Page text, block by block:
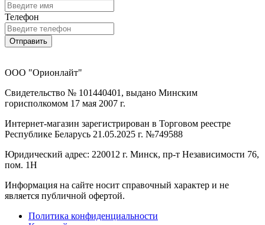
Телефон
Отправить
ООО "Орионлайт"
Свидетельство № 101440401, выдано Минским
горисполкомом 17 мая 2007 г.
Интернет-магазин зарегистрирован в Торговом реестре
Республике Беларусь 21.05.2025 г. №749588
Юридический адрес: 220012 г. Минск, пр-т Независимости 76,
пом. 1Н
Информация на сайте носит справочный характер и не
является публичной офертой.
Политика конфиденциальности